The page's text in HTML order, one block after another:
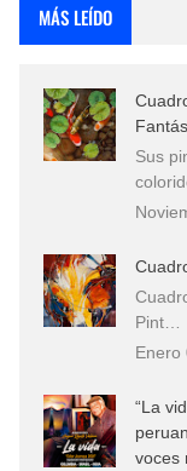
MÁS LEÍDO
Sus
Pint…
Enero
“La
voces